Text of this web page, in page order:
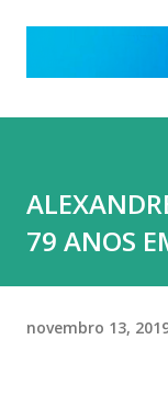
79 ANOS
novembro 13,